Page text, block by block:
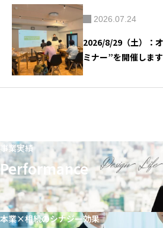
2026.07.24
2026/8/29（土）：
ミナー”を開催します
事業実績
Performance
本業×相続のシナジー効果